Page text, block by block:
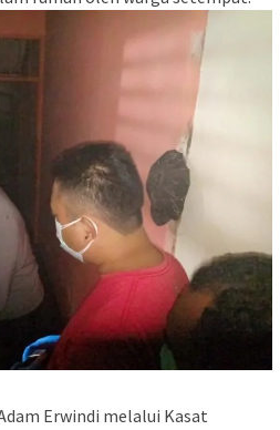
Erwindi melalui Kasat